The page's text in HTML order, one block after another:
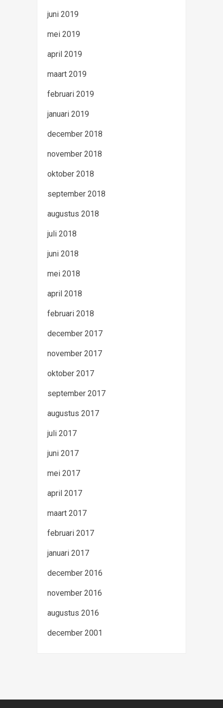
juni 2019
mei 2019
april 2019
maart 2019
februari 2019
januari 2019
december 2018
november 2018
oktober 2018
september 2018
augustus 2018
juli 2018
juni 2018
mei 2018
april 2018
februari 2018
december 2017
november 2017
oktober 2017
september 2017
augustus 2017
juli 2017
juni 2017
mei 2017
april 2017
maart 2017
februari 2017
januari 2017
december 2016
november 2016
augustus 2016
december 2001